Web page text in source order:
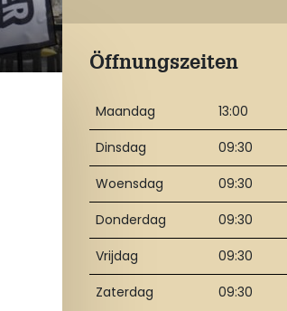
Öffnungszeiten
Maandag 13:00
Dinsdag
09:30
Woensdag
09:30
Donderdag
09:30
Vrijdag
09:30
Zaterdag
09:30